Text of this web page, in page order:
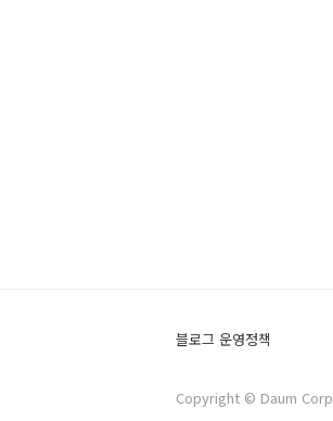
블로그 운영정책
Copyright © Daum